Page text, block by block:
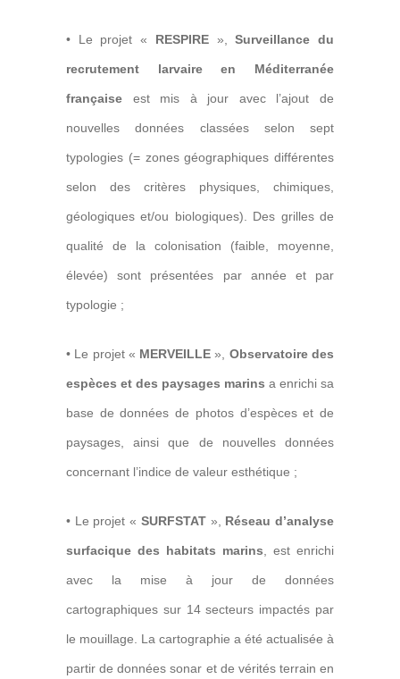
• Le projet « RESPIRE »,Surveillance du
recrutement larvaire en Méditerranée
française est mis à jour avec l’ajout de
nouvelles données classées selon sept
typologies (= zones géographiques différentes
selon des critères physiques, chimiques,
géologiques et/ou biologiques). Des grilles de
qualité de la colonisation (faible, moyenne,
élevée) sont présentées par année et par
typologie ;
• Le projet « MERVEILLE», Observatoire des
espèces et des paysages marins a enrichi sa
base de données de photos d’espèces et de
paysages, ainsi que de nouvelles données
concernant l’indice de valeur esthétique ;
• Le projet « SURFSTAT », Réseau d’analyse
surfacique des habitats marins , est enrichi
avec la mise à jour de données
cartographiques sur 14 secteurs impactés par
le mouillage. La cartographie a été actualisée à
partir de données sonar et de vérités terrain en